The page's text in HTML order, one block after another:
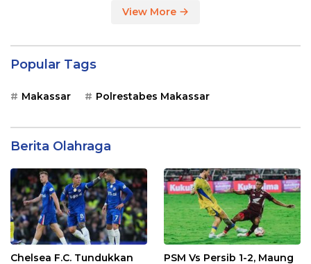
View More
Popular Tags
Makassar Polrestabes Makassar
Berita Olahraga
Chelsea F.C. Tundukkan
PSM Vs Persib 1-2, Maung